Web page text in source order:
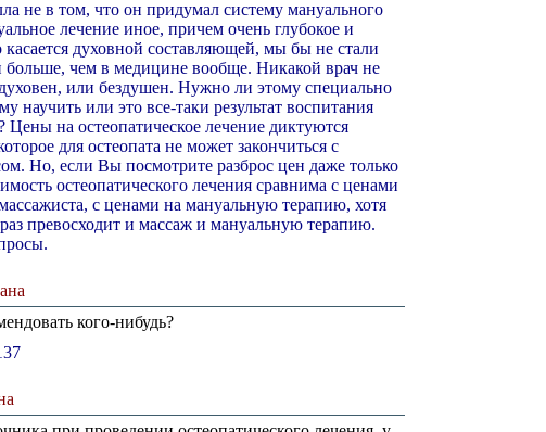
не в том, что он придумал систему мануального
лечение иное, причем очень глубокое и
духовной составляющей, мы бы не стали
больше, чем в медицине вообще. Никакой врач не
или бездушен. Нужно ли этому специально
научить или это все-таки результат воспитания
Цены на остеопатическое лечение диктуются
для остеопата не может закончиться с
Но, если Вы посмотрите разброс цен даже только
остеопатического лечения сравнима с ценами
с ценами на мануальную терапию, хотя
превосходит и массаж и мануальную терапию.
кого-нибудь?